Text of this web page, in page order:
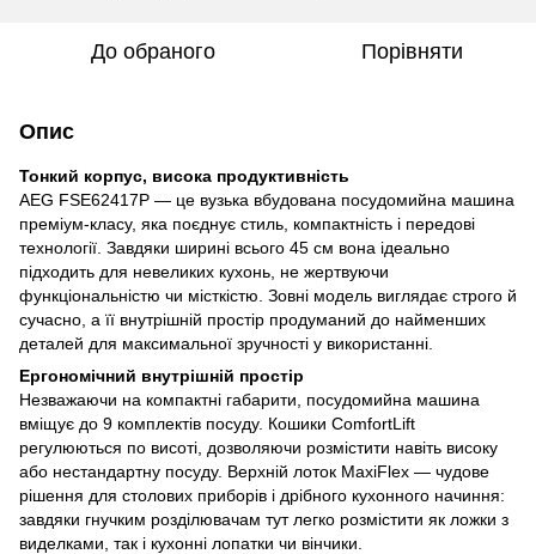
До обраного Порівняти
Опис
Тонкий корпус, висока продуктивність
AEG FSE62417P — це вузька вбудована посудомийна машина
преміум-класу, яка поєднує стиль, компактність і передові
технології. Завдяки ширині всього 45 см вона ідеально
підходить для невеликих кухонь, не жертвуючи
функціональністю чи місткістю. Зовні модель виглядає строго й
сучасно, а її внутрішній простір продуманий до найменших
деталей для максимальної зручності у використанні.
Ергономічний внутрішній простір
Незважаючи на компактні габарити, посудомийна машина
вміщує до 9 комплектів посуду. Кошики ComfortLift
регулюються по висоті, дозволяючи розмістити навіть високу
або нестандартну посуду. Верхній лоток MaxiFlex — чудове
рішення для столових приборів і дрібного кухонного начиння:
завдяки гнучким розділювачам тут легко розмістити як ложки з
виделками, так і кухонні лопатки чи вінчики.